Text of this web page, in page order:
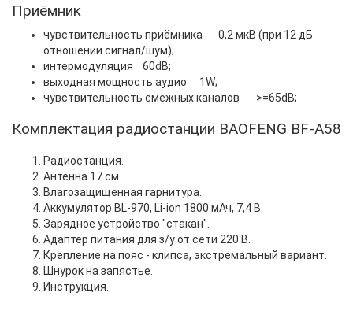
Приёмник
чувствительность приёмника
0,2 мкВ (при 12 дБ
отношении сигнал/шум);
интермодуляция
60dB;
выходная мощность аудио
1W;
чувствительность смежных каналов
>=65dB;
Комплектация радиостанции BAOFENG BF-A58
Радиостанция.
Антенна 17 см.
Влагозащищенная гарнитура.
Аккумулятор BL-970, Li-ion 1800 мАч, 7,4 В.
Зарядное устройство "стакан".
Адаптер питания для з/у от сети 220 В.
Крепление на пояс - клипса, экстремальный вариант.
Шнурок на запястье.
Инструкция.